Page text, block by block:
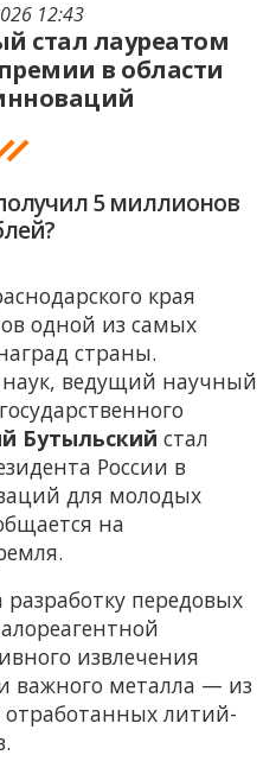
12:43
стал лауреатом
в области
5 миллионов
края
одной из самых
страны.
ведущий научный
Бутыльский стал
России в
для молодых
на
передовых
извлечения
важного металла — из
литий-